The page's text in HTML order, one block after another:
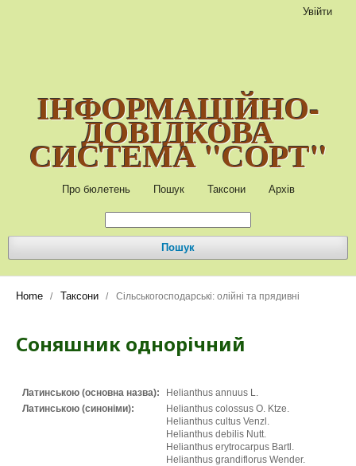
ІНФОРМАЦІЙНО-
ДОВІДКОВА
СИСТЕМА "СОРТ"
Про бюлетень Пошук Таксони Архів
Пошук
Увійти
Home / Таксони / Сільськогосподарські: олійні та прядивні
Соняшник однорічний
Латинською (основна назва):
Helianthus annuus L.
Латинською (синоніми):
Helianthus colossus O. Ktze.
Helianthus cultus Venzl.
Helianthus debilis Nutt.
Helianthus erytrocarpus Bartl.
Helianthus grandiflorus Wender.